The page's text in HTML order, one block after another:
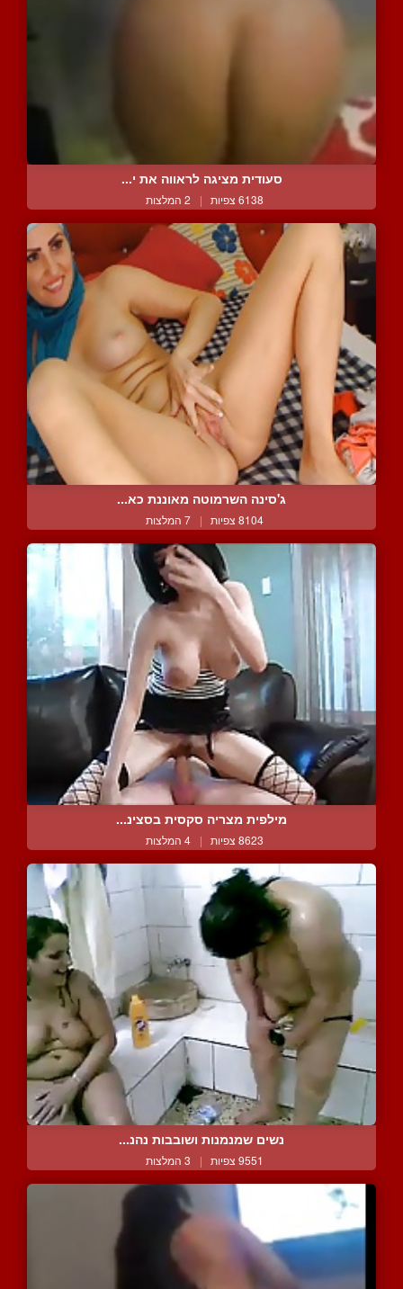
סעודית מציגה לראווה את י...
6138 צפיות | 2 המלצות
ג'סינה השרמוטה מאוננת כא...
8104 צפיות | 7 המלצות
מילפית מצריה סקסית בסצינ...
8623 צפיות | 4 המלצות
נשים שמנמנות ושובבות נהנ...
9551 צפיות | 3 המלצות